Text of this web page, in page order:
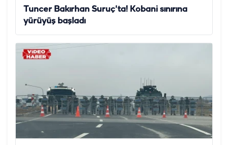
Tuncer Bakırhan Suruç'ta! Kobani sınırına
yürüyüş başladı